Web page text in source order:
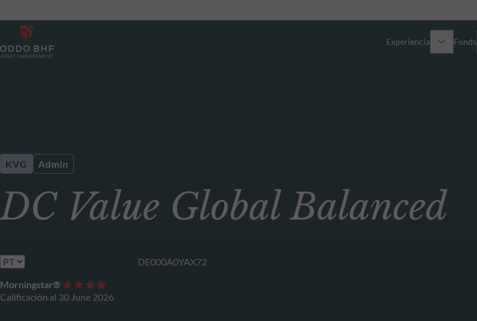
Experiencia Fonds
Cómo suscribirse
DC Value Global Balanced
KVG Admin
DE000A0YAX72
Morningstar®
Calificación al 30 June 2026